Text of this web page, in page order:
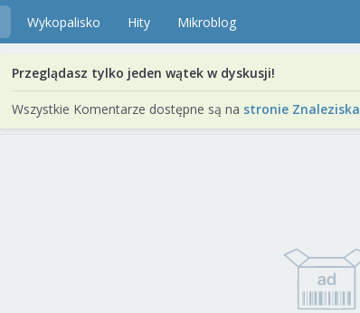
Wykopalisko Hity Mikroblog
Przeglądasz tylko jeden wątek w dyskusji!
Wszystkie Komentarze dostępne są na stronie Znaleziska